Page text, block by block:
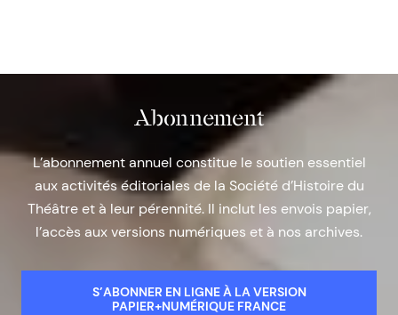
Abonnement
L’abonnement annuel constitue le soutien essentiel
aux activités éditoriales de la Société d’Histoire du
Théâtre et à leur pérennité. Il inclut les envois papier,
l’accès aux versions numériques et à nos archives.
S’ABONNER EN LIGNE À LA VERSION
PAPIER+NUMÉRIQUE FRANCE